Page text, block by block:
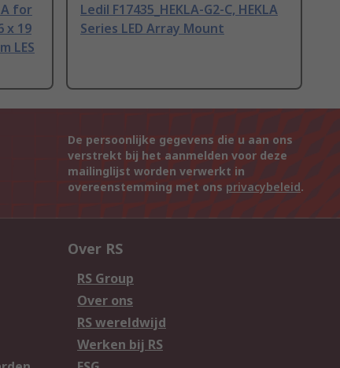
for
x 19
LES
Ledil F17435_HEKLA-G2-C, HEKLA
Series LED Array Mount
De persoonlijke gegevens die u aan ons
verstrekt bij het aanmelden voor deze
mailinglijst worden verwerkt in
overeenstemming met ons privacybeleid.
Over RS
RS Group
Over ons
RS wereldwijd
Werken bij RS